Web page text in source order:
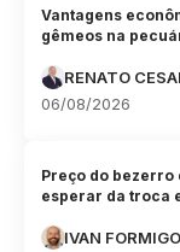
Vantagens
gêmeos na
RENATO
06/08/2026
Preço do bezerro
esperar da troca
IVAN